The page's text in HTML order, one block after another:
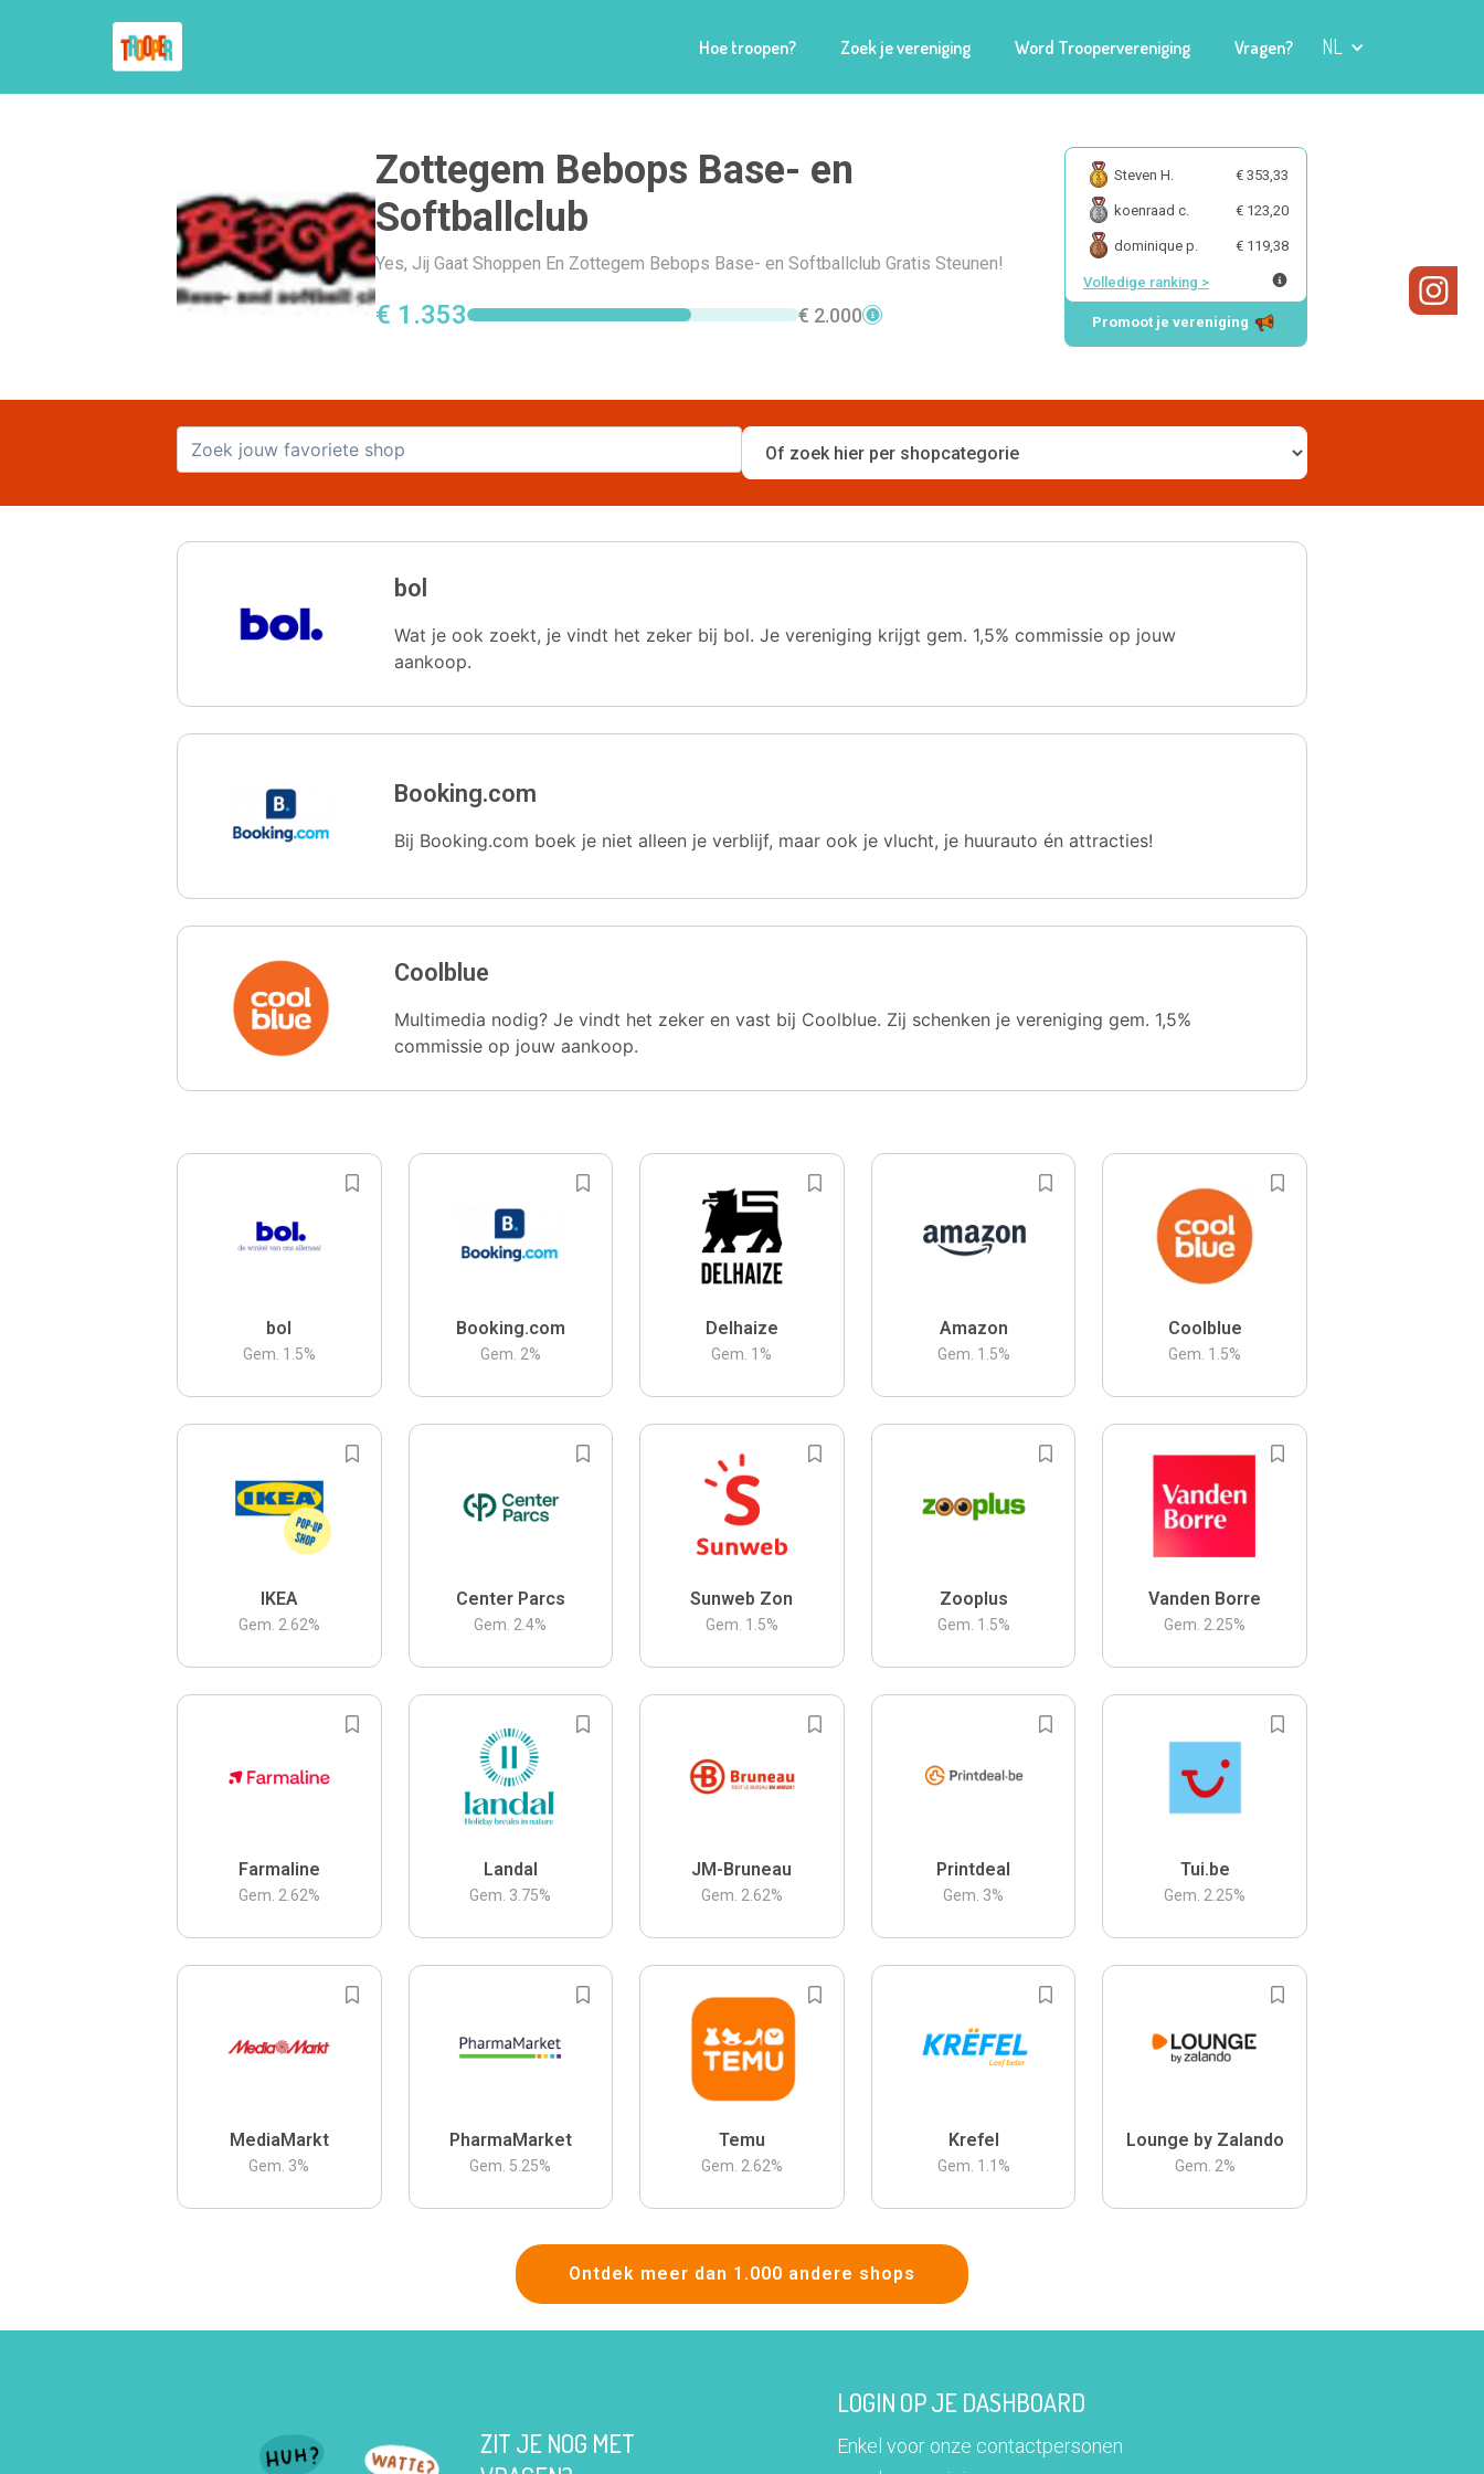
Hoe troopen? Zoek je vereniging Word Troopervereniging Vragen? NL
Zottegem Bebops Base- en
Softballclub
Yes, Jij Gaat Shoppen En Zottegem Bebops Base- en Softballclub Gratis Steunen!
€ 1.353 € 2.000
Steven H. € 353,33
koenraad c. € 123,20
dominique p. € 119,38
Volledige ranking >
Promoot je vereniging
bol
Wat je ook zoekt, je vindt het zeker bij bol. Je vereniging krijgt gem. 1,5% commissie op jouw
aankoop.
Booking.com
Bij Booking.com boek je niet alleen je verblijf, maar ook je vlucht, je huurauto én attracties!
Coolblue
Multimedia nodig? Je vindt het zeker en vast bij Coolblue. Zij schenken je vereniging gem. 1,5%
commissie op jouw aankoop.
bol
Gem. 1.5%
Booking.com
Gem. 2%
Delhaize
Gem. 1 %
Amazon
Gem. 1.5%
Coolblue
Gem. 1.5%
IKEA
Gem. 2.62%
Center Parcs
Gem. 2.4%
Sunweb Zon
Gem. 1.5%
Zooplus
Gem. 1.5%
Vanden Borre
Gem. 2.25%
Farmaline
Gem. 2.62%
Landal
Gem. 3.75%
JM-Bruneau
Gem. 2.62%
Printdeal
Gem. 3%
Tui.be
Gem. 2.25%
MediaMarkt
Gem. 3%
PharmaMarket
Gem. 5.25%
Temu
Gem. 2.62%
Krefel
Gem. 1.1 %
Lounge by Zalando
Gem. 2%
Ontdek meer dan 1.000 andere shops
ZIT JE NOG MET
LOGIN OP JE DASHBOARD
Enkel voor onze contactpersonen